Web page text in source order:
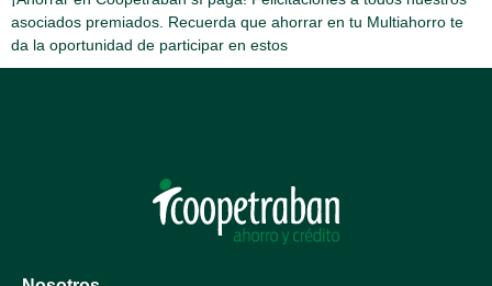
asociados premiados. Recuerda que ahorrar en tu Multiahorro te
da la oportunidad de participar en estos